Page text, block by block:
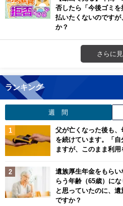
否したら「今後ゴミ
払いたくないのですが
か？
さらに
ランキング
週 間
父が亡くなった後も
を続けています。「
ますが、このまま利
遺族厚生年金をもら
らう年齢（65歳）に
と思っていたのに、
ですか？